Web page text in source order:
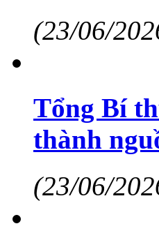
(23/06/
Tổng Bí
thành
(23/06/